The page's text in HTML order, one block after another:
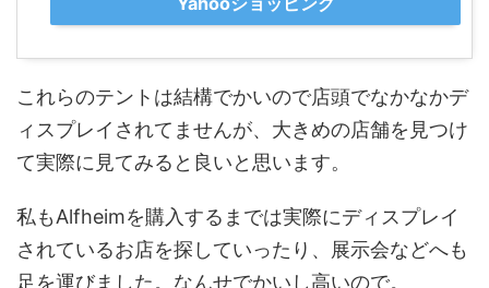
これらのテントは結構でかいので店頭でなかなかデ
ィスプレイされてませんが、大きめの店舗を見つけ
て実際に見てみると良いと思います。
私もAlfheimを購入するまでは実際にディスプレイ
されているお店を探していったり、展示会などへも
足を運びました。なんせでかいし高いので。